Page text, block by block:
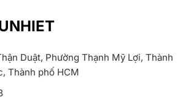
Duật, Phường Thạnh Mỹ Lợi, Thành
Thành phố HCM